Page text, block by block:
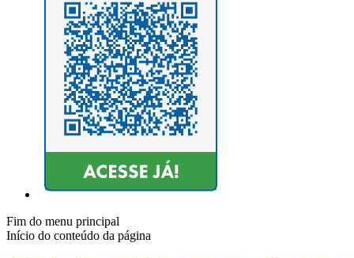
Fim do menu principal
Início do conteúdo da página